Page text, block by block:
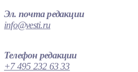
Эл. почта редакции
info@vesti.ru
Телефон редакции
+7 495 232 63 33